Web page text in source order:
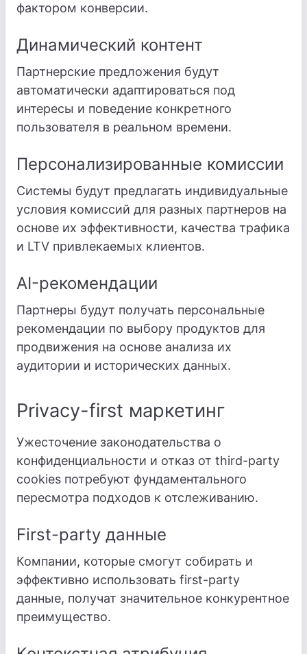
фактором конверсии.
Динамический контент
Партнерские предложения будут
автоматически адаптироваться под
интересы и поведение конкретного
пользователя в реальном времени.
Персонализированные комиссии
Системы будут предлагать индивидуальные
условия комиссий для разных партнеров на
основе их эффективности, качества трафика
и LTV привлекаемых клиентов.
AI-рекомендации
Партнеры будут получать персональные
рекомендации по выбору продуктов для
продвижения на основе анализа их
аудитории и исторических данных.
Privacy-first маркетинг
Ужесточение законодательства о
конфиденциальности и отказ от third-party
cookies потребуют фундаментального
пересмотра подходов к отслеживанию.
First-party данные
Компании, которые смогут собирать и
эффективно использовать first-party
данные, получат значительное конкурентное
преимущество.